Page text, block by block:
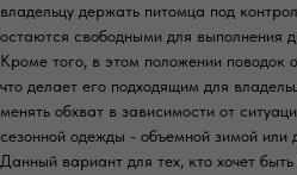
владельцу держать питомца под
остаются свободными для выполнения
Кроме того, в этом положении поводок
что делает его подходящим для
менять обхват в зависимости от
сезонной одежды - объемной зимой или
Данный вариант для тех, кто хочет